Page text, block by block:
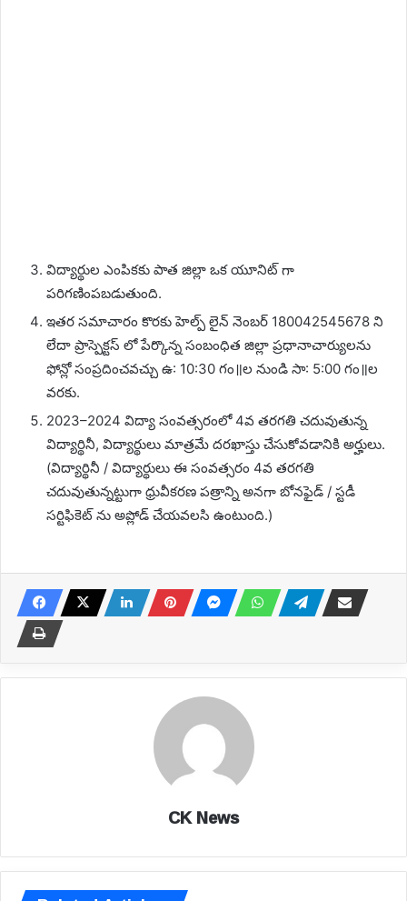
విద్యార్థుల ఎంపికకు పాత జిల్లా ఒక యూనిట్ గా
పరిగణింపబడుతుంది.
ఇతర సమాచారం కొరకు హెల్ప్ లైన్ నెంబర్ 180042545678 ని
లేదా ప్రాస్పెక్టస్ లో పేర్కొన్న సంబంధిత జిల్లా ప్రధానాచార్యులను
ఫోన్లో సంప్రదించవచ్చు ఉ: 10:30 గం॥ల నుండి సా: 5:00 గం॥ల
వరకు.
2023–2024 విద్యా సంవత్సరంలో 4వ తరగతి చదువుతున్న
విద్యార్థినీ, విద్యార్థులు మాత్రమే దరఖాస్తు చేసుకోవడానికి అర్హులు.
(విద్యార్థినీ / విద్యార్థులు ఈ సంవత్సరం 4వ తరగతి
చదువుతున్నట్టుగా ధ్రువీకరణ పత్రాన్ని అనగా బోనఫైడ్ / స్టడీ
సర్టిఫికెట్ ను అప్లోడ్ చేయవలసి ఉంటుంది.)
CK News